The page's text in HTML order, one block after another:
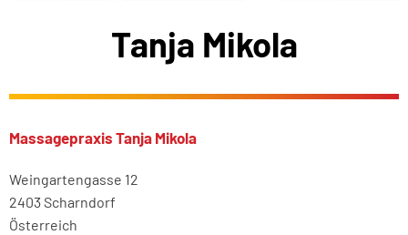
Tanja Mikola
Massagepraxis Tanja Mikola
Weingartengasse 12
2403 Scharndorf
Österreich